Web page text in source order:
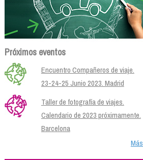
Próximos eventos
Encuentro Compañeros de viaje.
23-24-25 Junio 2023. Madrid
Taller de fotografía de viajes.
Calendario de 2023 próximamente.
Barcelona